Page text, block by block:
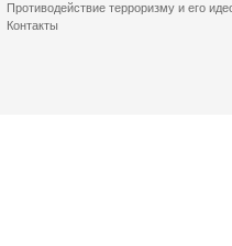
Противодействие терроризму и его
Контакты